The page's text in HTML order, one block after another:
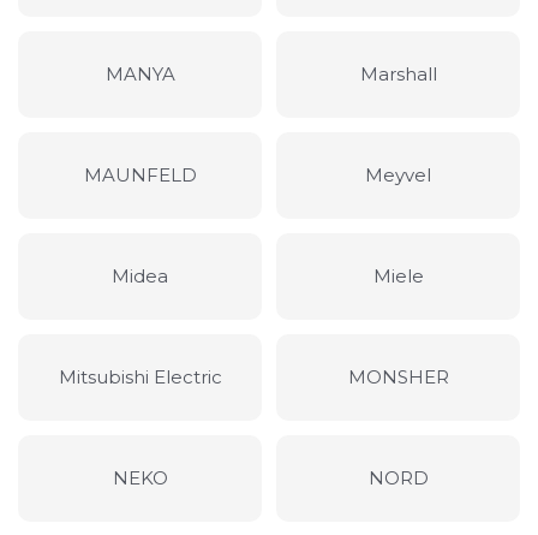
MANYA Marshall
MAUNFELD Meyvel
Midea Miele
Mitsubishi Electric MONSHER
NEKO NORD